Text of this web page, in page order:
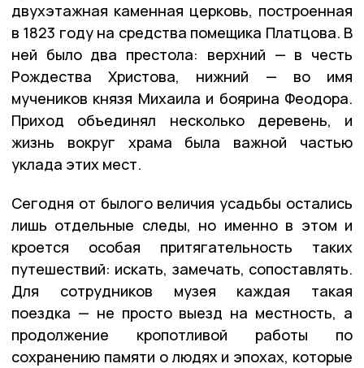
двухэтажная каменная церковь, построенная
в 1823 году на средства помещика Платцова. В
ней было два престола: верхний — в честь
Рождества Христова, нижний — во имя
мучеников князя Михаила и боярина Феодора.
Приход объединял несколько деревень, и
жизнь вокруг храма была важной частью
уклада этих мест.
Сегодня от былого величия усадьбы остались
лишь отдельные следы, но именно в этом и
кроется особая притягательность таких
путешествий: искать, замечать, сопоставлять.
Для сотрудников музея каждая такая
поездка — не просто выезд на местность, а
продолжение кропотливой работы по
сохранению памяти о людях и эпохах, которые